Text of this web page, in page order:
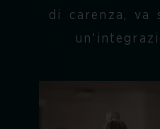
di carenza, va